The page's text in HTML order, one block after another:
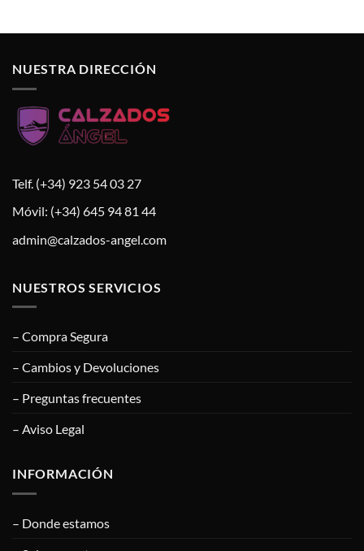
NUESTRA DIRECCIÓN
Telf. (+34) 923 54 03 27
Móvil: (+34) 645 94 81 44
admin@calzados-angel.com
NUESTROS SERVICIOS
– Compra Segura
– Cambios y Devoluciones
– Preguntas frecuentes
– Aviso Legal
INFORMACIÓN
– Donde estamos